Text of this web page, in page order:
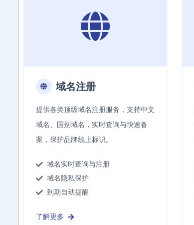
域名注册
提供各类顶级域名注册服务，支持中文
域名、国别域名，实时查询与快速备
案，保护品牌线上标识。
域名实时查询与注册
域名隐私保护
到期自动提醒
了解更多